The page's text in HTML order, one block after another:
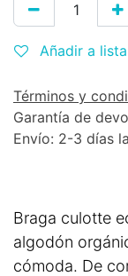
Añadir a
Términos y
Garantía de
Envío: 2-3 días
Braga culotte
algodón
cómoda. De